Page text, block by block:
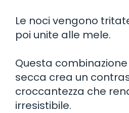
Le noci vengono
poi unite alle mele.
Questa
secca crea un
croccantezza che
irresistibile.